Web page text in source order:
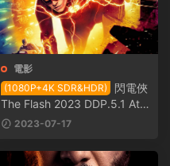
電影
(1080P+4K SDR&HDR)
閃電俠
The Flash 2023 DDP.5.1 Atm
os 2023-07-17